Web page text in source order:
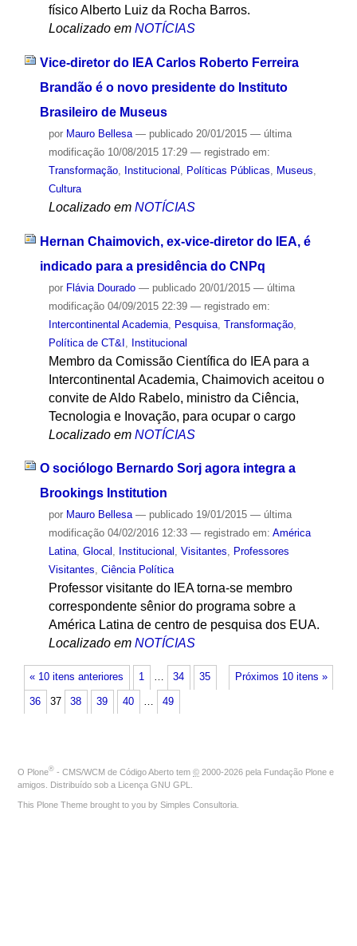
físico Alberto Luiz da Rocha Barros.
Localizado em NOTÍCIAS
Vice-diretor do IEA Carlos Roberto Ferreira
Brandão é o novo presidente do Instituto
Brasileiro de Museus
por Mauro Bellesa — publicado20/01/2015 — última
modificação10/08/2015 17:29 — registrado em:
Transformação, Institucional Políticas Públicas Museus
Cultura
Localizado em NOTÍCIAS
Hernan Chaimovich, ex-vice-diretor do IEA, é
indicado para a presidência do CNPq
por Flávia Dourado — publicado20/01/2015 — última
modificação04/09/2015 22:39 — registrado em:
Intercontinental Academia, Pesquisa, Transformação,
Política de CT&I
Institucional
Membro da Comissão Científica do IEA para a
Intercontinental Academia, Chaimovich aceitou o
convite de Aldo Rabelo, ministro da Ciência,
Tecnologia e Inovação, para ocupar o cargo
Localizado em NOTÍCIAS
O sociólogo Bernardo Sorj agora integra a
Brookings Institution
por Mauro Bellesa — publicado19/01/2015 — última
modificação04/02/2016 12:33 — registrado em: América
Latina, Glocal , Institucional , Visitantes, Professores
Visitantes, Ciência Política
Professor visitante do IEA torna-se membro
correspondente sênior do programa sobre a
América Latina de centro de pesquisa dos EUA.
Localizado em NOTÍCIAS
« 10 itens anteriores Próximos 10 itens »
1 … 34 35
36 37 38 39 40 … 49
O Plone® - CMS/WCM de Código Aberto tem © 2000-2026 pela Fundação Plone e
amigos. Distribuído sob a Licença GNU GPL
This Plone Theme brought to you by Simples Consultoria